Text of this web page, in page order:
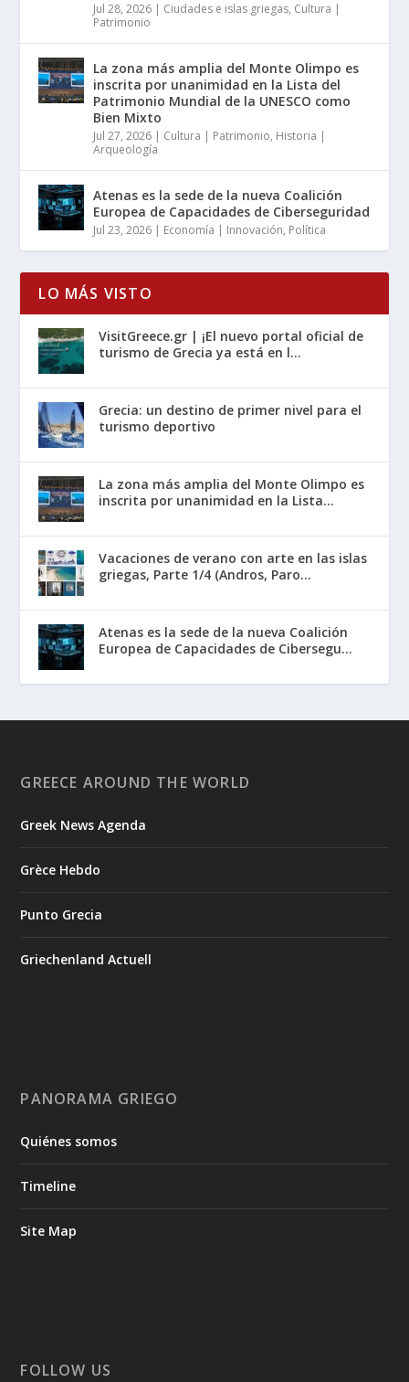
Jul 28, 2026 | Ciudades e islas griegas, Cultura |
Patrimonio
La zona más amplia del Monte Olimpo es
inscrita por unanimidad en la Lista del
Patrimonio Mundial de la UNESCO como
Bien Mixto
Jul 27, 2026 | Cultura | Patrimonio, Historia |
Arqueología
Atenas es la sede de la nueva Coalición
Europea de Capacidades de Ciberseguridad
Jul 23, 2026 | Economía | Innovación, Política
LO MÁS VISTO
VisitGreece.gr | ¡El nuevo portal oficial de
turismo de Grecia ya está en l...
Grecia: un destino de primer nivel para el
turismo deportivo
La zona más amplia del Monte Olimpo es
inscrita por unanimidad en la Lista...
Vacaciones de verano con arte en las islas
griegas, Parte 1/4 (Andros, Paro...
Atenas es la sede de la nueva Coalición
Europea de Capacidades de Cibersegu...
GREECE AROUND THE WORLD
Greek News Agenda
Grèce Hebdo
Punto Grecia
Griechenland Actuell
PANORAMA GRIEGO
Quiénes somos
Timeline
Site Map
FOLLOW US